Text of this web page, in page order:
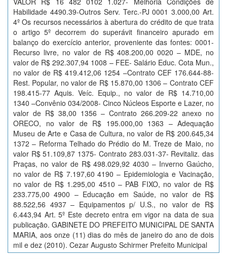
Habilidade 4490.39-Outros Serv. Terc.-PJ 0001 3.000,00 Art.
4º Os recursos necessários à abertura do crédito de que trata
o artigo 5º decorrem do superávit financeiro apurado em
balanço do exercício anterior, proveniente das fontes: 0001-
Recurso livre, no valor de R$ 408.200,00 0020 – MDE, no
valor de R$ 292.307,94 1008 – FEE- Salário Educ. Cota Mun.,
no valor de R$ 419.412,06 1254 –Contrato CEF 176.644-88-
Rest. Popular, no valor de R$ 15.870,00 1306 – Contrato CEF
198.415-77 Aquis. Veíc. Equip., no valor de R$ 14.710,00
1340 –Convênio 034/2008- Cinco Núcleos Esporte e Lazer, no
valor de R$ 38,00 1356 – Contrato 266.209-22 anexo no
ORECO, no valor de R$ 195.000,00 1363 – Adequação
Museu de Arte e Casa de Cultura, no valor de R$ 200.645,34
1372 – Reforma Telhado do Prédio do M. Treze de Maio, no
valor R$ 51.109,87 1375- Contrato 283.031-37- Revitaliz. das
Praças, no valor de R$ 498.029,92 4030 – Inverno Gaúcho,
no valor de R$ 7.197,60 4190 – Epidemiologia e Vacinação,
no valor de R$ 1.295,00 4510 – PAB FIXO, no valor de R$
233.775,00 4900 – Educação em Saúde, no valor de R$
88.522,56 4937 – Equipamentos p/ U.S., no valor de R$
6.443,94 Art. 5º Este decreto entra em vigor na data de sua
publicação. GABINETE DO PREFEITO MUNICIPAL DE SANTA
MARIA, aos onze (11) dias do mês de janeiro do ano de dois
mil e dez (2010). Cezar Augusto Schirmer Prefeito Municipal